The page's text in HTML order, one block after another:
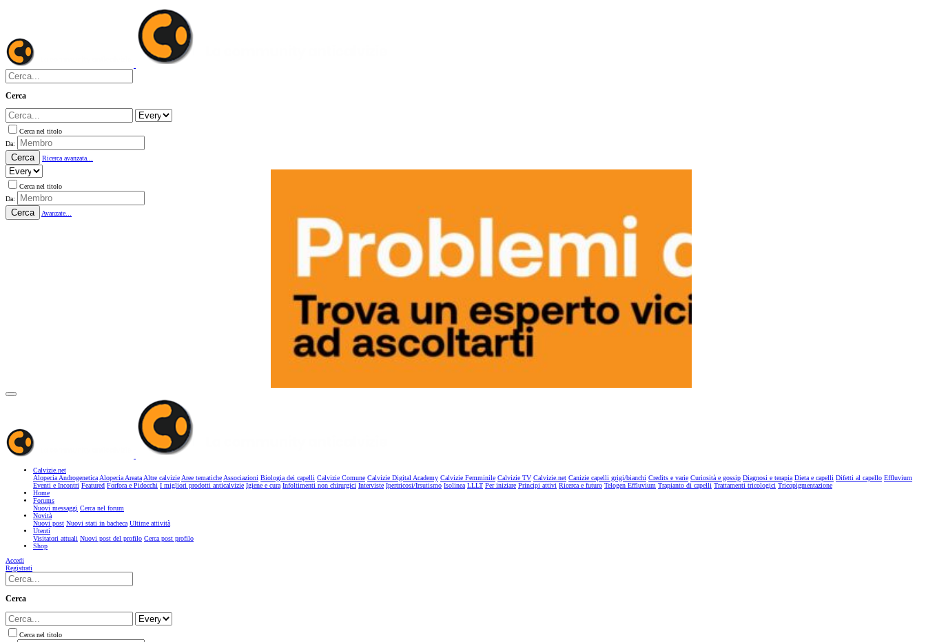
Cerca
Cerca nel titolo
Da:
Cerca Ricerca avanzata...
Cerca nel titolo
Da:
Cerca Avanzate...
Calvizie.net
Alopecia AndrogeneticaAlopecia AreataAltre calvizieAree tematicheAssociazioni Biologia dei capelli Calvizie Comune Calvizie Digital Academy Calvizie Femminile Calvizie TV Calvizie.net Canizie capelli grigi/bianchi Credits e varie Curiosità e gossip Diagnosi e terapia Dieta e capelli Difetti al capello Effluvium
Eventi e Incontri Featured Forfora e Pidocchi I migliori prodotti anticalvizie Igiene e cura Infoltimenti non chirurgici Interviste Ipertricosi/Irsutismo Isolinea LLLT Per iniziare Principi attivi Ricerca e futuro Telogen Effluvium Trapianto di capelli Trattamenti tricologici Tricopigmentazione
Home
Forums
Nuovi messaggi Cerca nel forum
Novità
Nuovi post Nuovi stati in bacheca Ultime attività
Utenti
Visitatori attuali Nuovi post del profilo Cerca post profilo
Shop
Accedi
Registrati
Cerca
Cerca nel titolo